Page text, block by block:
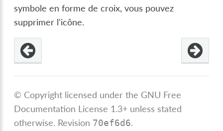
symbole en forme de croix, vous pouvez
supprimer l'icône.
© Copyright licensed under the GNU Free
Documentation License 1.3+ unless stated
otherwise. Revision 70ef6d6.